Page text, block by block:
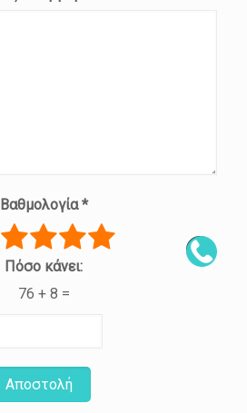
Βαθμολογία*
Πόσο κάνει:
76 + 8 =
Αποστολή